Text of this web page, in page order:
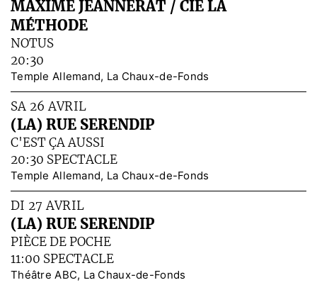
MAXIME JEANNERAT / CIE LA
MÉTHODE
NOTUS
20:30
Temple Allemand, La Chaux-de-Fonds
SA 26 AVRIL
(LA) RUE SERENDIP
C'EST ÇA AUSSI
20:30 SPECTACLE
Temple Allemand, La Chaux-de-Fonds
DI 27 AVRIL
(LA) RUE SERENDIP
PIÈCE DE POCHE
11:00 SPECTACLE
Théâtre ABC, La Chaux-de-Fonds